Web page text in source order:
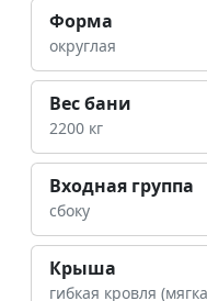
Форма
округлая
Вес бани
2200 кг
Входная группа
сбоку
Крыша
гибкая кровля